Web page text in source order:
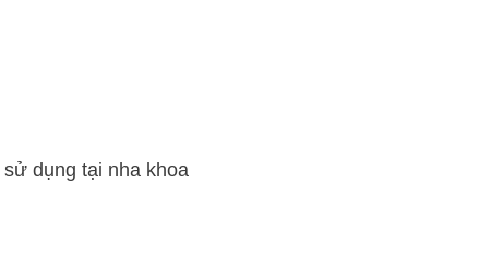
sử dụng tại nha khoa